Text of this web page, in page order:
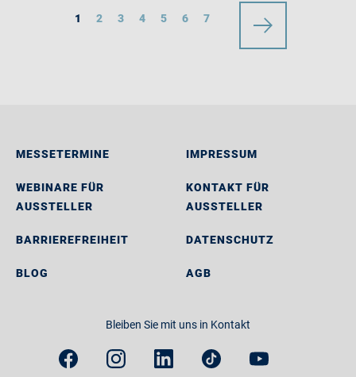
1 2 3 4 5 6 7
MESSETERMINE
WEBINARE FÜR
AUSSTELLER
BARRIEREFREIHEIT
BLOG
IMPRESSUM
KONTAKT FÜR
AUSSTELLER
DATENSCHUTZ
AGB
Bleiben Sie mit uns in Kontakt